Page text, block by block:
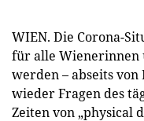
WIEN. Die Corona-
für alle Wienerinnen
werden – abseits
wieder Fragen des
Zeiten von „physical